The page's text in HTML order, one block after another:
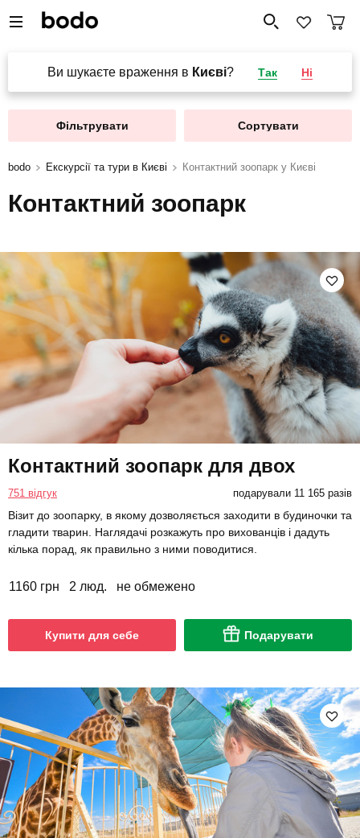
Ви шукаєте враження в Києві? Так Ні
Фільтрувати Сортувати
bodo Екскурсії та тури в Києві Контактний зоопарк у Києві
Контактний зоопарк
Контактний зоопарк для двох
751 відгук подарували 11 165 разів
Візит до зоопарку, в якому дозволяється заходити в будиночки та
гладити тварин. Наглядачі розкажуть про вихованців і дадуть
кілька порад, як правильно з ними поводитися.
1160 грн 2 люд. не обмежено
Купити для себе Подарувати